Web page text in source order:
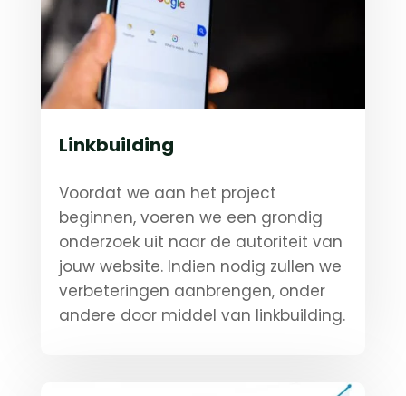
Linkbuilding
Voordat we aan het project
beginnen, voeren we een grondig
onderzoek uit naar de autoriteit van
jouw website. Indien nodig zullen we
verbeteringen aanbrengen, onder
andere door middel van linkbuilding.